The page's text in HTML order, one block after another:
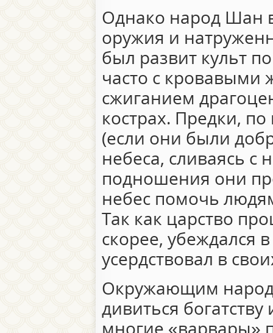
Однако народ Шан
оружия и
был развит культ
часто с
сжиганием
кострах. Предки,
(если они были
небеса, сливаясь с
подношения они
небес помочь
Так как царство
скорее, убеждался
усердствовал в
Окружающим
дивиться
многие «варвары»